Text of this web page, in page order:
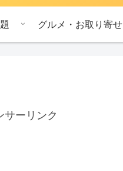
グルメ・お取り寄せ
サーリンク